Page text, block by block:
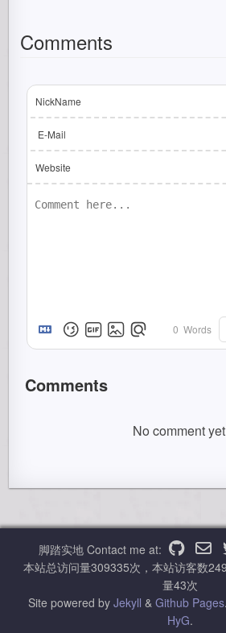
Comments
NickName
E-Mail
Website
0 Words
Comments
No comment
脚踏实地 Contact me at:
本站总访问量309335次，本站访客数
量43次
Site powered by Jekyll & Github Pages.
HyG.